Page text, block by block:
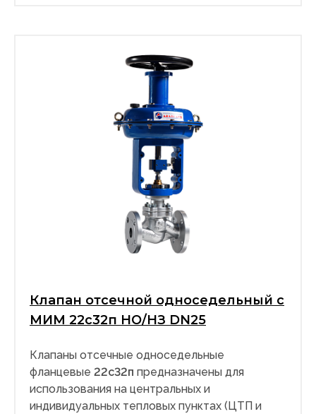
Клапан отсечной односедельный с
МИМ 22с32п НО/НЗ DN25
Клапаны отсечные односедельные
фланцевые 22с32п предназначены для
использования на центральных и
индивидуальных тепловых пунктах (ЦТП и